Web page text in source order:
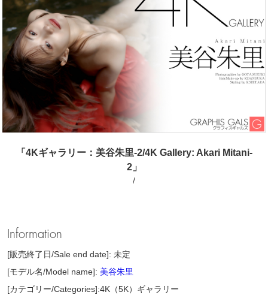
「4Kギャラリー：美谷朱里-2/4K Gallery: Akari Mitani-
2」
/
Information
[販売終了日/Sale end date]: 未定
[モデル名/Model name]: 美谷朱里
[カテゴリー/Categories]:4K（5K）ギャラリー